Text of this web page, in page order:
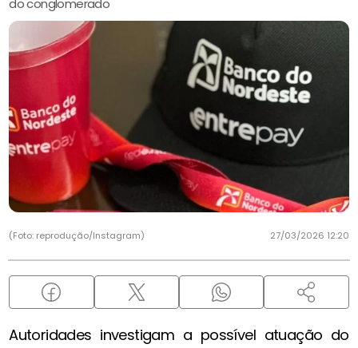
do conglomerado
(Foto: reprodução/Instagram) 27/03/2026 12:20
Autoridades investigam a possível atuação do